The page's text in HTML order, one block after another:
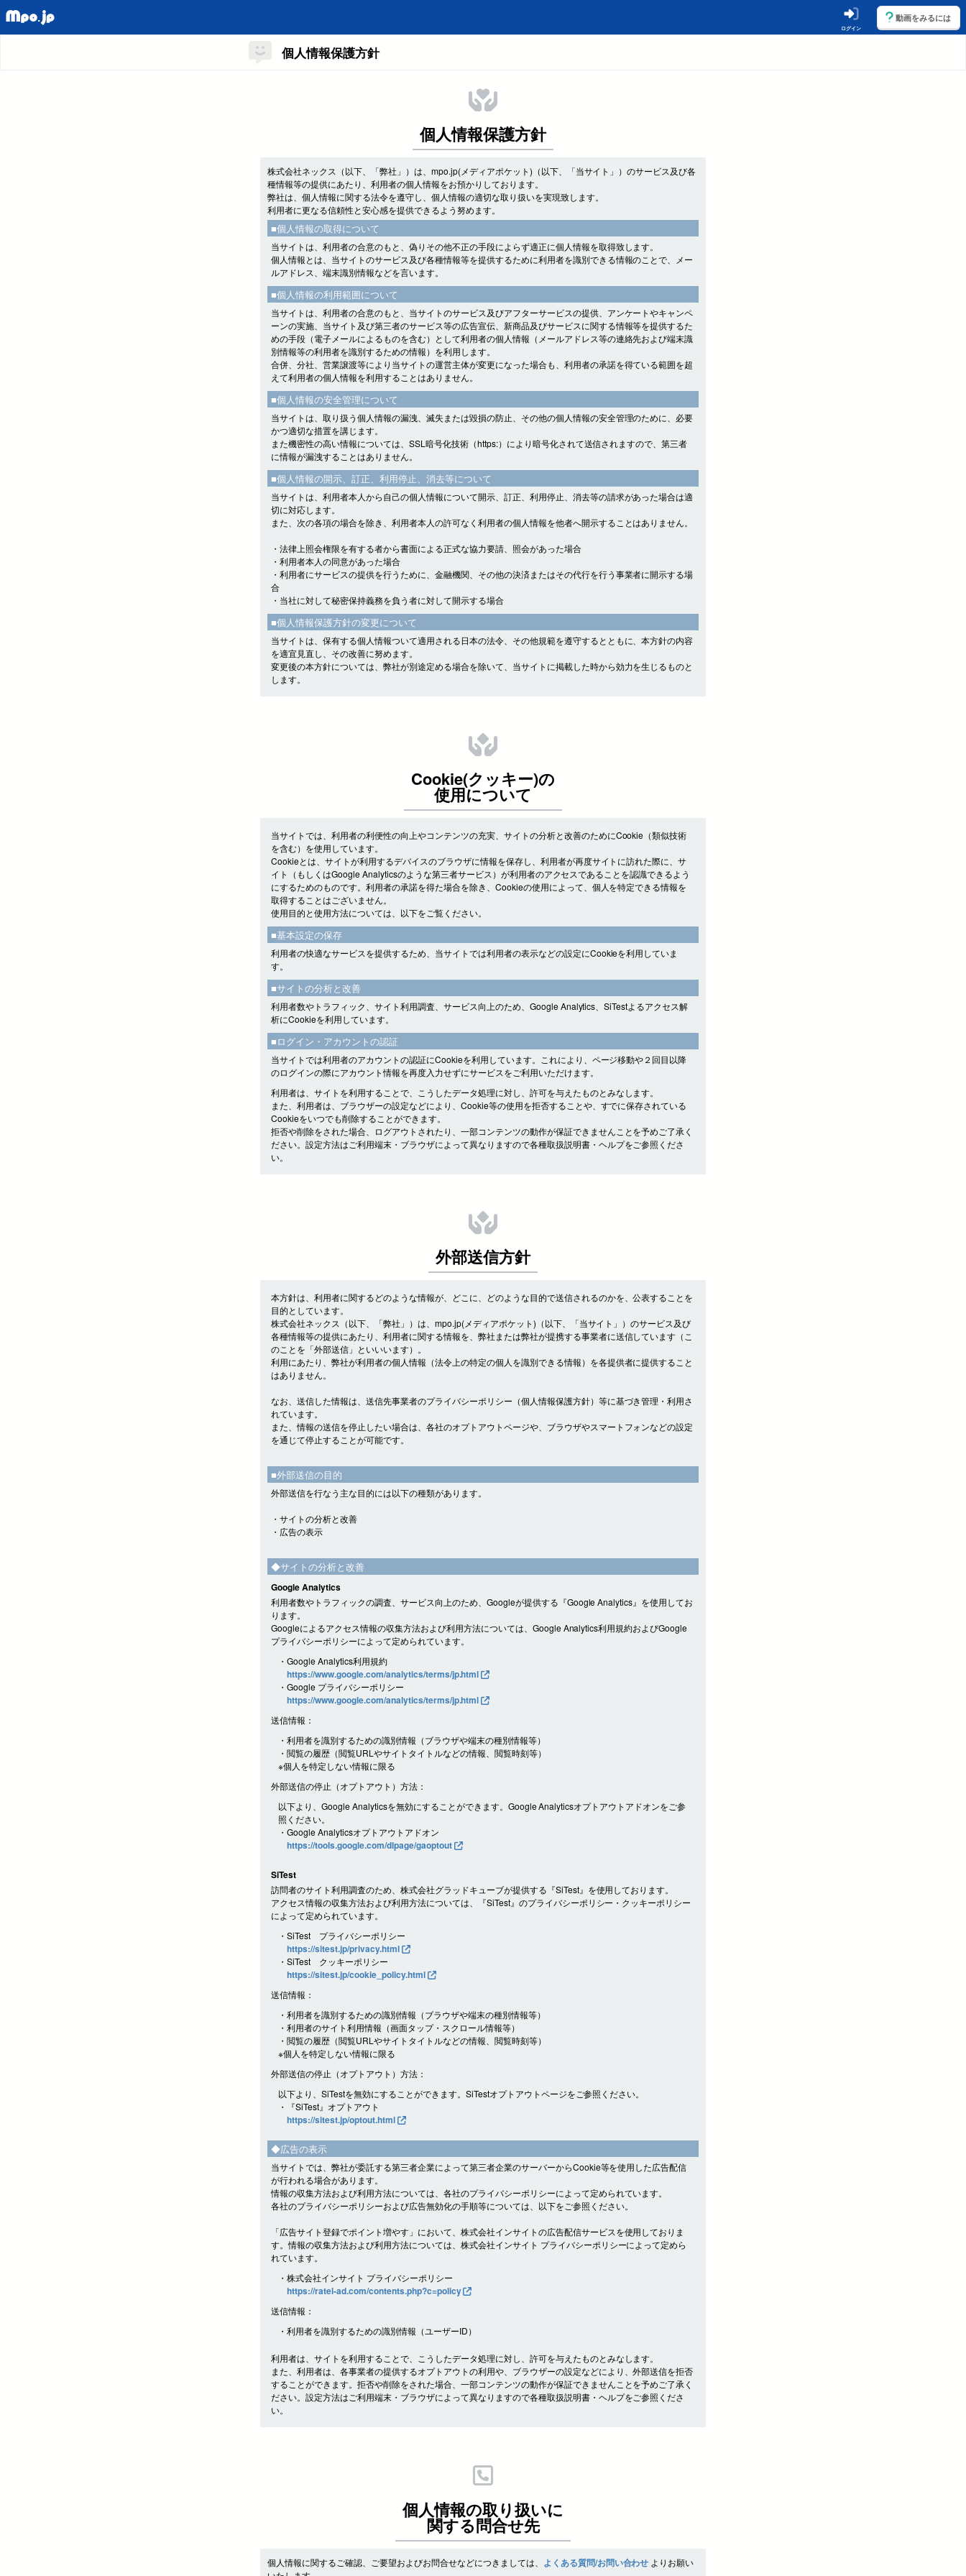
ログイン
動画をみるには
個人情報保護方針
個人情報保護方針
株式会社ネックス（以下、「弊社」）は、mpo.jp(メディアポケット)（以下、「当サイト」）のサービス及び各
種情報等の提供にあたり、利用者の個人情報をお預かりしております。
弊社は、個人情報に関する法令を遵守し、個人情報の適切な取り扱いを実現致します。
利用者に更なる信頼性と安心感を提供できるよう努めます。
■個人情報の取得について
当サイトは、利用者の合意のもと、偽りその他不正の手段によらず適正に個人情報を取得致します。
個人情報とは、当サイトのサービス及び各種情報等を提供するために利用者を識別できる情報のことで、メー
ルアドレス、端末識別情報などを言います。
■個人情報の利用範囲について
当サイトは、利用者の合意のもと、当サイトのサービス及びアフターサービスの提供、アンケートやキャンペ
ーンの実施、当サイト及び第三者のサービス等の広告宣伝、新商品及びサービスに関する情報等を提供するた
めの手段（電子メールによるものを含む）として利用者の個人情報（メールアドレス等の連絡先および端末識
別情報等の利用者を識別するための情報）を利用します。
合併、分社、営業譲渡等により当サイトの運営主体が変更になった場合も、利用者の承諾を得ている範囲を超
えて利用者の個人情報を利用することはありません。
■個人情報の安全管理について
当サイトは、取り扱う個人情報の漏洩、滅失または毀損の防止、その他の個人情報の安全管理のために、必要
かつ適切な措置を講じます。
また機密性の高い情報については、SSL暗号化技術（https:）により暗号化されて送信されますので、第三者
に情報が漏洩することはありません。
■個人情報の開示、訂正、利用停止、消去等について
当サイトは、利用者本人から自己の個人情報について開示、訂正、利用停止、消去等の請求があった場合は適
切に対応します。
また、次の各項の場合を除き、利用者本人の許可なく利用者の個人情報を他者へ開示することはありません。
・法律上照会権限を有する者から書面による正式な協力要請、照会があった場合
・利用者本人の同意があった場合
・利用者にサービスの提供を行うために、金融機関、その他の決済またはその代行を行う事業者に開示する場
合
・当社に対して秘密保持義務を負う者に対して開示する場合
■個人情報保護方針の変更について
当サイトは、保有する個人情報ついて適用される日本の法令、その他規範を遵守するとともに、本方針の内容
を適宜見直し、その改善に努めます。
変更後の本方針については、弊社が別途定める場合を除いて、当サイトに掲載した時から効力を生じるものと
します。
Cookie(クッキー)の
使用について
当サイトでは、利用者の利便性の向上やコンテンツの充実、サイトの分析と改善のためにCookie（類似技術
を含む）を使用しています。
Cookieとは、サイトが利用するデバイスのブラウザに情報を保存し、利用者が再度サイトに訪れた際に、サ
イト（もしくはGoogle Analyticsのような第三者サービス）が利用者のアクセスであることを認識できるよう
にするためのものです。利用者の承諾を得た場合を除き、Cookieの使用によって、個人を特定できる情報を
取得することはございません。
使用目的と使用方法については、以下をご覧ください。
■基本設定の保存
利用者の快適なサービスを提供するため、当サイトでは利用者の表示などの設定にCookieを利用していま
す。
■サイトの分析と改善
利用者数やトラフィック、サイト利用調査、サービス向上のため、Google Analytics、SiTestよるアクセス解
析にCookieを利用しています。
■ログイン・アカウントの認証
当サイトでは利用者のアカウントの認証にCookieを利用しています。これにより、ページ移動や２回目以降
のログインの際にアカウント情報を再度入力せずにサービスをご利用いただけます。
利用者は、サイトを利用することで、こうしたデータ処理に対し、許可を与えたものとみなします。
また、利用者は、ブラウザーの設定などにより、Cookie等の使用を拒否することや、すでに保存されている
Cookieをいつでも削除することができます。
拒否や削除をされた場合、ログアウトされたり、一部コンテンツの動作が保証できませんことを予めご了承く
ださい。設定方法はご利用端末・ブラウザによって異なりますので各種取扱説明書・ヘルプをご参照くださ
い。
外部送信方針
本方針は、利用者に関するどのような情報が、どこに、どのような目的で送信されるのかを、公表することを
目的としています。
株式会社ネックス（以下、「弊社」）は、mpo.jp(メディアポケット)（以下、「当サイト」）のサービス及び
各種情報等の提供にあたり、利用者に関する情報を、弊社または弊社が提携する事業者に送信しています（こ
のことを「外部送信」といいいます）。
利用にあたり、弊社が利用者の個人情報（法令上の特定の個人を識別できる情報）を各提供者に提供すること
はありません。
なお、送信した情報は、送信先事業者のプライバシーポリシー（個人情報保護方針）等に基づき管理・利用さ
れています。
また、情報の送信を停止したい場合は、各社のオプトアウトページや、ブラウザやスマートフォンなどの設定
を通じて停止することが可能です。
■外部送信の目的
外部送信を行なう主な目的には以下の種類があります。
・サイトの分析と改善
・広告の表示
◆サイトの分析と改善
Google Analytics
利用者数やトラフィックの調査、サービス向上のため、Googleが提供する『Google Analytics』を使用してお
ります。
Googleによるアクセス情報の収集方法および利用方法については、Google Analytics利用規約およびGoogle
プライバシーポリシーによって定められています。
・Google Analytics利用規約
https://www.google.com/analytics/terms/jp.html
・Google プライバシーポリシー
https://www.google.com/analytics/terms/jp.html
送信情報：
・利用者を識別するための識別情報（ブラウザや端末の種別情報等）
・閲覧の履歴（閲覧URLやサイトタイトルなどの情報、閲覧時刻等）
※個人を特定しない情報に限る
外部送信の停止（オプトアウト）方法：
以下より、Google Analyticsを無効にすることができます。Google Analyticsオプトアウトアドオンをご参
照ください。
・Google Analyticsオプトアウトアドオン
https://tools.google.com/dlpage/gaoptout
SiTest
訪問者のサイト利用調査のため、株式会社グラッドキューブが提供する『SiTest』を使用しております。
アクセス情報の収集方法および利用方法については、『SiTest』のプライバシーポリシー・クッキーポリシー
によって定められています。
・SiTest プライバシーポリシー
https://sitest.jp/privacy.html
・SiTest クッキーポリシー
https://sitest.jp/cookie_policy.html
送信情報：
・利用者を識別するための識別情報（ブラウザや端末の種別情報等）
・利用者のサイト利用情報（画面タップ・スクロール情報等）
・閲覧の履歴（閲覧URLやサイトタイトルなどの情報、閲覧時刻等）
※個人を特定しない情報に限る
外部送信の停止（オプトアウト）方法：
以下より、SiTestを無効にすることができます。SiTestオプトアウトページをご参照ください。
・『SiTest』オプトアウト
https://sitest.jp/optout.html
◆広告の表示
当サイトでは、弊社が委託する第三者企業によって第三者企業のサーバーからCookie等を使用した広告配信
が行われる場合があります。
情報の収集方法および利用方法については、各社のプライバシーポリシーによって定められています。
各社のプライバシーポリシーおよび広告無効化の手順等については、以下をご参照ください。
「広告サイト登録でポイント増やす」において、株式会社インサイトの広告配信サービスを使用しておりま
す。情報の収集方法および利用方法については、株式会社インサイト プライバシーポリシーによって定めら
れています。
・株式会社インサイト プライバシーポリシー
https://ratel-ad.com/contents.php?c=policy
送信情報：
・利用者を識別するための識別情報（ユーザーID）
利用者は、サイトを利用することで、こうしたデータ処理に対し、許可を与えたものとみなします。
また、利用者は、各事業者の提供するオプトアウトの利用や、ブラウザーの設定などにより、外部送信を拒否
することができます。拒否や削除をされた場合、一部コンテンツの動作が保証できませんことを予めご了承く
ださい。設定方法はご利用端末・ブラウザによって異なりますので各種取扱説明書・ヘルプをご参照くださ
い。
個人情報の取り扱いに
関する問合せ先
個人情報に関するご確認、ご要望およびお問合せなどにつきましては、 よくある質問/お問い合わせ よりお願い